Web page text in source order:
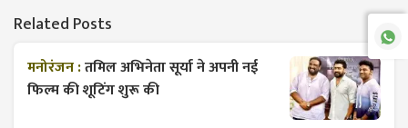
Related Posts
मनोरंजन :तमिल अभिनेता सूर्या ने अपनी नई
फिल्म की शूटिंग शुरू की